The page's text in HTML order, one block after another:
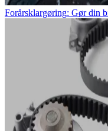
Forårsklargøring: Gør din